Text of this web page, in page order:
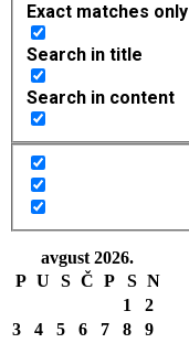
Exact matches only
Search in title
Search in content
avgust 2026.
P U S Č P S N
1
2
3
4 5 6 7 8
9